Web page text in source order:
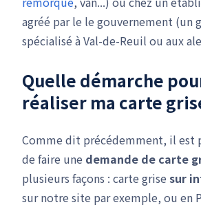
agréé par le le gouvernement (un
spécialisé à Val-de-Reuil ou aux
Quelle démarche
réaliser ma carte
Comme dit précédemment, il est
de faire une demande de carte
plusieurs façons : carte grise sur
sur notre site par exemple, ou en